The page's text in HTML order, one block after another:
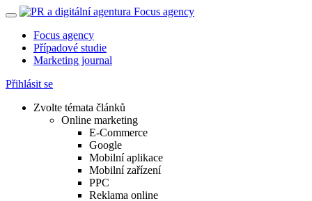
Focus agency
Případové studie
Marketing journal
Přihlásit se
Zvolte témata článků
Online marketing
E-Commerce
Google
Mobilní aplikace
Mobilní zařízení
PPC
Reklama online